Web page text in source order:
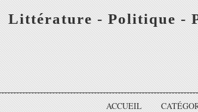
Littérature - Politique -
ACCUEIL